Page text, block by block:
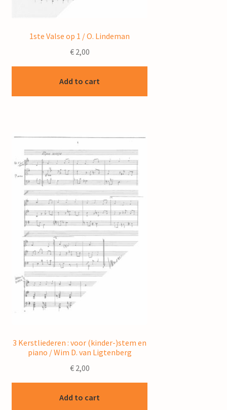
1ste Valse op 1 / O. Lindeman
€2,00
Add to cart
3 Kerstliederen : voor (kinder-)stem en
piano / Wim D. van Ligtenberg
€2,00
Add to cart